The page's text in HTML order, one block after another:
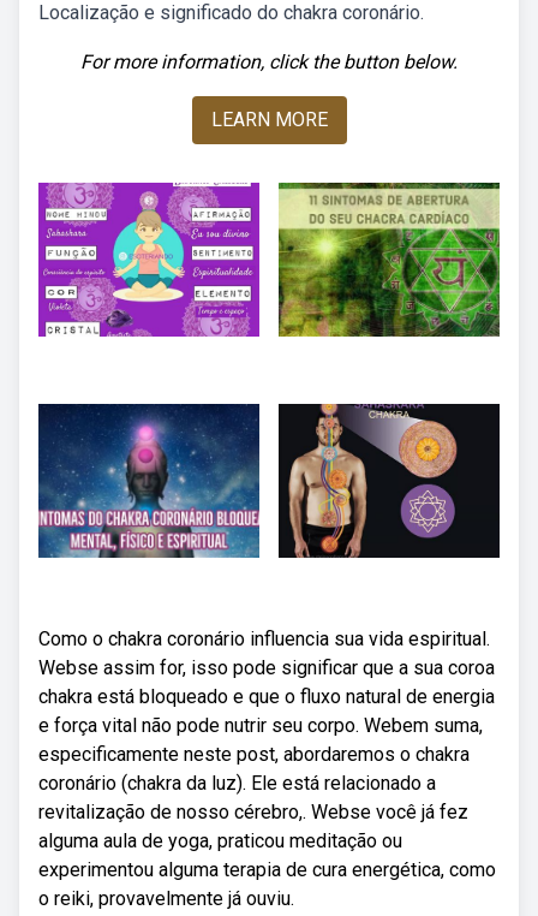
Localização e significado do chakra coronário.
For more information, click the button below.
LEARN MORE
Como o chakra coronário influencia sua vida espiritual.
Webse assim for, isso pode significar que a sua coroa
chakra está bloqueado e que o fluxo natural de energia
e força vital não pode nutrir seu corpo. Webem suma,
especificamente neste post, abordaremos o chakra
coronário (chakra da luz). Ele está relacionado a
revitalização de nosso cérebro,. Webse você já fez
alguma aula de yoga, praticou meditação ou
experimentou alguma terapia de cura energética, como
o reiki, provavelmente já ouviu.